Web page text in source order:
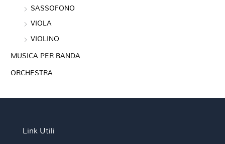
SASSOFONO
VIOLA
VIOLINO
MUSICA PER BANDA
ORCHESTRA
Link Utili